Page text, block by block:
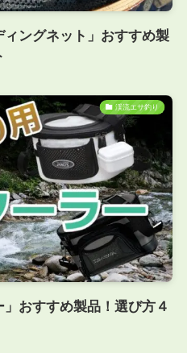
ングネット」おすすめ製
渓流エサ釣り
おすすめ製品！選び方４